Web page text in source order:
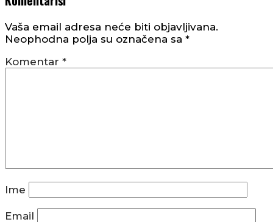
Vaša email adresa neće biti objavljivana.
Neophodna polja su označena sa *
Komentar *
Ime
Email